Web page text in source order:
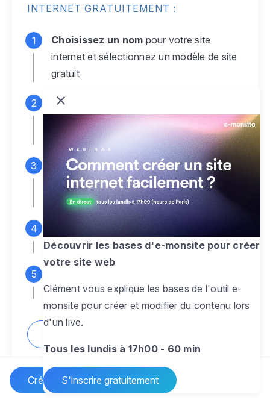
Créer un site Internet
INTERNET GRATUITEMENT :
Choisissez un nom pour votre site
internet et sélectionnez un modèle de site
gratuit
Connectez-vous
monsite gratuit pour accéder à votre
espace d'administration
Personnalisez entièrement le
designpour créer un site web sur-mesure,
à votre image
Ajoutez des pagessans limite pour
présenter votre activité, votre passion
pour rendre votre site dynamique
Découvrir les bases d'e-monsite pour créer
votre site web
Clément vous explique les bases de l'outil e-
monsite pour créer et modifier du contenu lors
d'un live.
Tous les lundis à 17h00 - 60 min
S'inscrire gratuitement